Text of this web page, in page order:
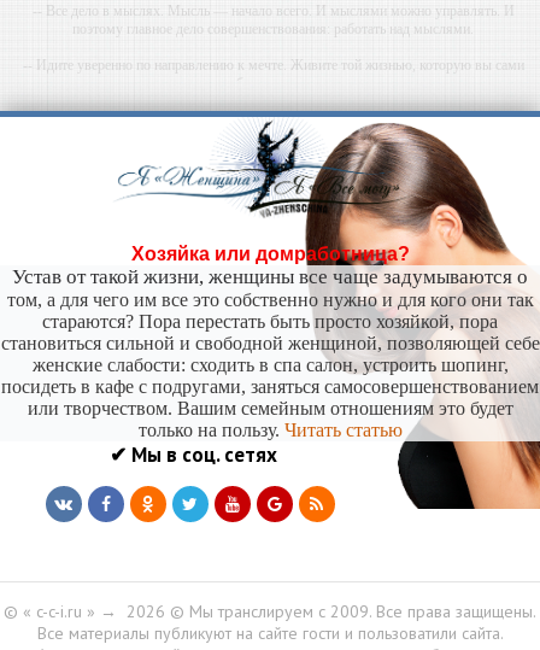
-- Все дело в мыслях. Мысль — начало всего. И мыслями можно управлять. И
поэтому главное дело совершенствования: работать над мыслями.
-- Идите уверенно по направлению к мечте. Живите той жизнью, которую вы сами
-- Самое большое богатство — это ум. Самая большая нищета — глупость. Из всех
страхов самый пугающий — самолюбование.
-- Лучшее, что можно сделать с хорошим советом, это пропустить его мимо ушей. Он
никогда не бывает полезен никому, кроме того, кто его дал.
-- Люблю давать советы и очень не люблю, когда их дают мне.
Хозяйка или домработница?
Устав от такой жизни, женщины все чаще задумываются о
том, а для чего им все это собственно нужно и для кого они так
стараются? Пора перестать быть просто хозяйкой, пора
становиться сильной и свободной женщиной, позволяющей себе
женские слабости: сходить в спа салон, устроить шопинг,
посидеть в кафе с подругами, заняться самосовершенствованием
или творчеством. Вашим семейным отношениям это будет
только на пользу. Читать статью
✔ Мы в соц. сетях
© « c-c-i.ru » → 2026 © Мы транслируем с 2009. Все права защищены.
Все материалы публикуют на сайте гости и пользоватили сайта.